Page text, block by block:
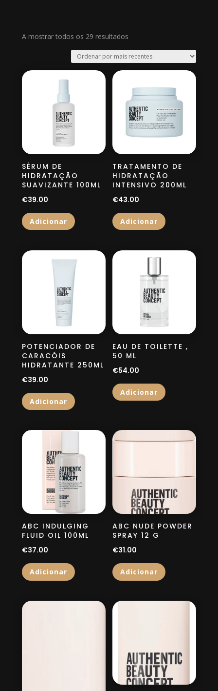
A mostrar todos os 29 resultadosOrdenado
por
mais
SÉRUM DE
HIDRATAÇÃO
SUAVIZANTE 100ML
€39.00
Adicionar
TRATAMENTO DE
HIDRATAÇÃO
INTENSIVO 200ML
€43.00
Adicionar
POTENCIADOR DE
CARACÓIS
HIDRATANTE 250ML
€39.00
Adicionar
EAU DE TOILETTE ,
50 ML
€54.00
Adicionar
ABC INDULGING
FLUID OIL 100ML
€37.00
Adicionar
ABC NUDE POWDER
SPRAY 12 G
€31.00
Adicionar